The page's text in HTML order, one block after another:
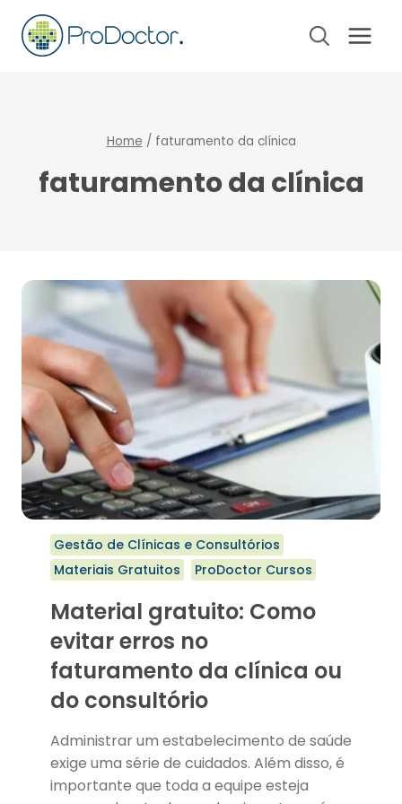
Pular
para
Home / faturamento da clínica
faturamento da clínica
Gestão de Clínicas e Consultórios
Materiais Gratuitos
ProDoctor Cursos
Material gratuito: Como
evitar erros no
faturamento da clínica ou
do consultório
Administrar um estabelecimento de saúde
exige uma série de cuidados. Além disso, é
importante que toda a equipe esteja